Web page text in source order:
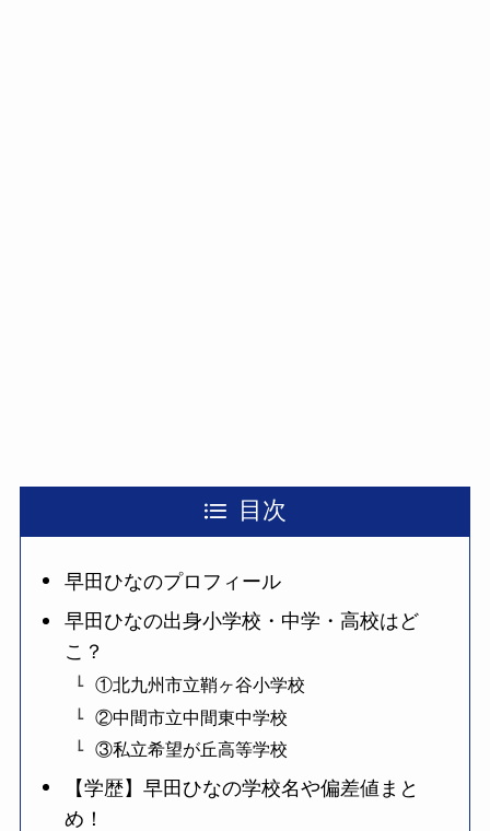
目次
早田ひなのプロフィール
早田ひなの出身小学校・中学・高校はど
こ？
①北九州市立鞘ヶ谷小学校
②中間市立中間東中学校
③私立希望が丘高等学校
【学歴】早田ひなの学校名や偏差値まと
め！